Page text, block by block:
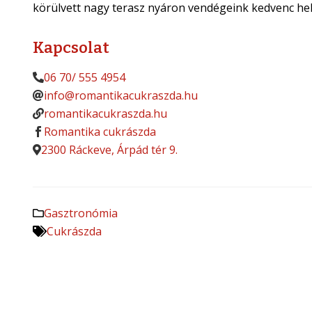
körülvett nagy terasz nyáron vendégeink kedvenc
Kapcsolat
06 70/ 555 4954
info@romantikacukraszda.hu
romantikacukraszda.hu
Romantika cukrászda
2300 Ráckeve, Árpád tér 9.
Gasztronómia
Cukrászda